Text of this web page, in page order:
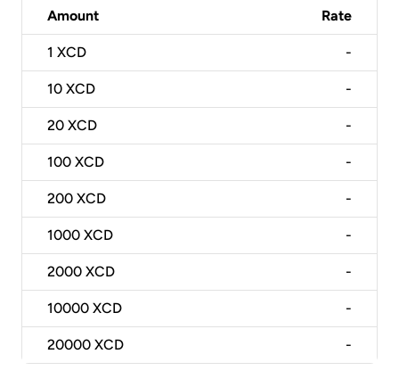
Amount Rate
1 XCD -
10 XCD -
20 XCD -
100 XCD -
200 XCD -
1000 XCD -
2000 XCD -
10000 XCD -
20000 XCD -